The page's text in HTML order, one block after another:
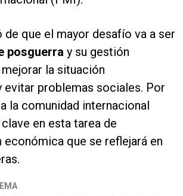
de que el mayor desafío va a ser
posguerra y su gestión
la situación
evitar problemas sociales. Por
la comunidad internacional
en esta tarea de
que se reflejará en